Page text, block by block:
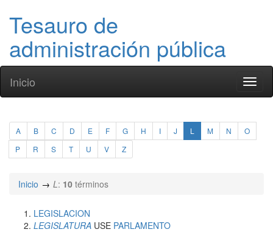
Tesauro de
administración pública
Inicio
A B C D E F G H I J L M N
O
P
R S T U V Z
Inicio L: 10 términos
LEGISLACION
LEGISLATURA USE PARLAMENTO